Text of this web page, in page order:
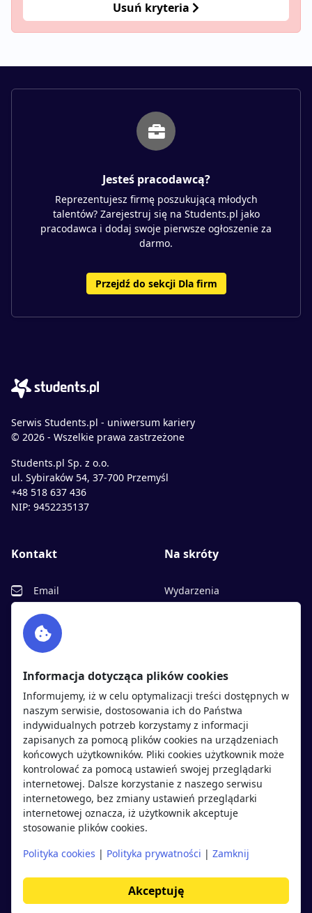
Usuń kryteria
Jesteś pracodawcą?
Reprezentujesz firmę poszukującą młodych
talentów? Zarejestruj się na Students.pl jako
pracodawca i dodaj swoje pierwsze ogłoszenie za
darmo.
Przejdź do sekcji Dla firm
Serwis Students.pl - uniwersum kariery
© 2026 - Wszelkie prawa zastrzeżone
Students.pl Sp. z o.o.
ul. Sybiraków 54, 37-700 Przemyśl
+48 518 637 436
NIP: 9452235137
Kontakt
Email
Facebook
Twitter
Na skróty
Wydarzenia
Polityka cookies
Polityka prywatności
Kandydaci
Regulamin kandydata
Oferty pracy
Pracodawcy
Opinie o pracodawcach
Blog
Pracodawcy
Regulamin pracodawcy
Dodaj ogłoszenie
Informacja dotycząca plików cookies
Informujemy, iż w celu optymalizacji treści dostępnych w
naszym serwisie, dostosowania ich do Państwa
indywidualnych potrzeb korzystamy z informacji
zapisanych za pomocą plików cookies na urządzeniach
końcowych użytkowników. Pliki cookies użytkownik może
kontrolować za pomocą ustawień swojej przeglądarki
internetowej. Dalsze korzystanie z naszego serwisu
internetowego, bez zmiany ustawień przeglądarki
internetowej oznacza, iż użytkownik akceptuje
stosowanie plików cookies.
Polityka cookies | Polityka prywatności | Zamknij
Akceptuję